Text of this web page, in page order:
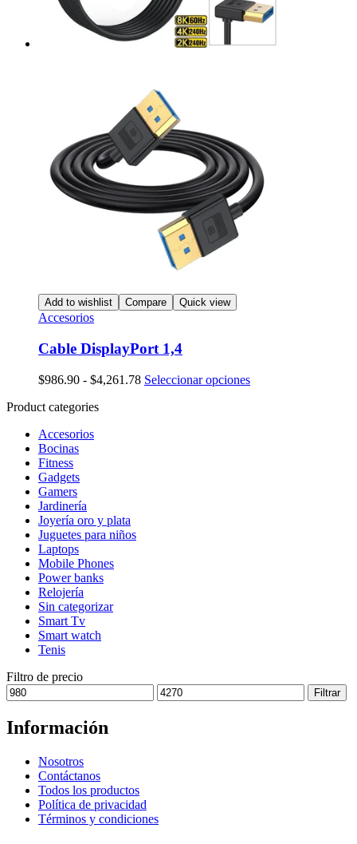
Add to wishlist Compare Quick view
Accesorios
Cable DisplayPort 1,4
$986.90 - $4,261.78Rango
Seleccionar opcionesEste
Product categories
Accesorios
Bocinas
Fitness
Gadgets
Gamers
Jardinería
Joyería oro y plata
Juguetes para niños
Laptops
Mobile Phones
Power banks
Relojería
Sin categorizar
Smart Tv
Smart watch
Tenis
Filtro de precio
Precio
mínimo
Precio
máximo
Filtrar
Información
Nosotros
Contáctanos
Todos los productos
Política de privacidad
Términos y condiciones